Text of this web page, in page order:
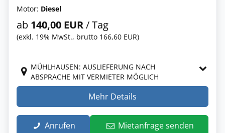
Motor: Diesel
ab 140,00 EUR/ Tag
(exkl. 19% MwSt., brutto 166,60 EUR)
MÜHLHAUSEN: AUSLIEFERUNG NACH
ABSPRACHE MIT VERMIETER MÖGLICH
Mehr Details
Anrufen Mietanfrage senden